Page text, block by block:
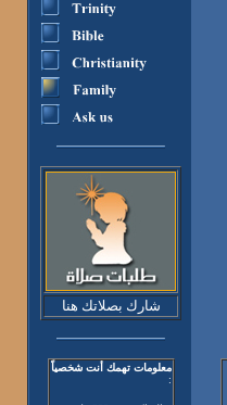
شارك بصلاتك هنا
معلومات تهمك أنت شخصياً
: